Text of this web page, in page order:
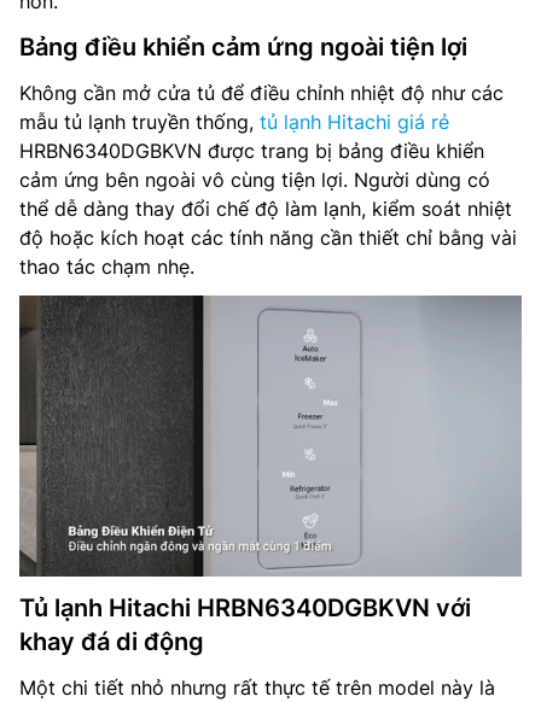
Bảng điều khiển cảm ứng ngoài tiện lợi
Không cần mở cửa tủ để điều chỉnh nhiệt độ như các
mẫu tủ lạnh truyền thống, tủ lạnh Hitachi giá rẻ
HRBN6340DGBKVN được trang bị bảng điều khiển
cảm ứng bên ngoài vô cùng tiện lợi. Người dùng có
thể dễ dàng thay đổi chế độ làm lạnh, kiểm soát nhiệt
độ hoặc kích hoạt các tính năng cần thiết chỉ bằng vài
thao tác chạm nhẹ.
Tủ lạnh Hitachi HRBN6340DGBKVN với
khay đá di động
Một chi tiết nhỏ nhưng rất thực tế trên model này là